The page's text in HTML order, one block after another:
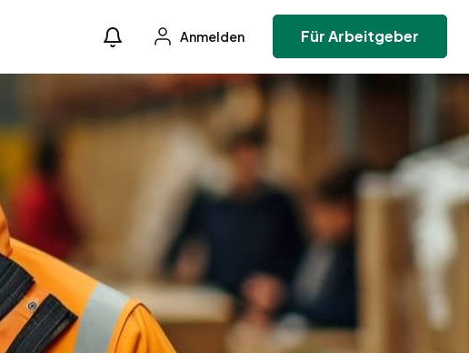
Anmelden Für Arbeitgeber